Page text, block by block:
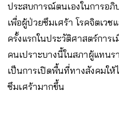
ประสบการณ์ตนเองในการอ
เพื่อผู้ป่วยซึมเศร้า โรคจิตเว
ครั้งแรกในประวัติศาสตร์การ
คนเปราะบางนี้ในสภาผู้แทน
เป็นการเปิดพื้นที่ทางสังคมให้
ซึมเศร้ามากขึ้น